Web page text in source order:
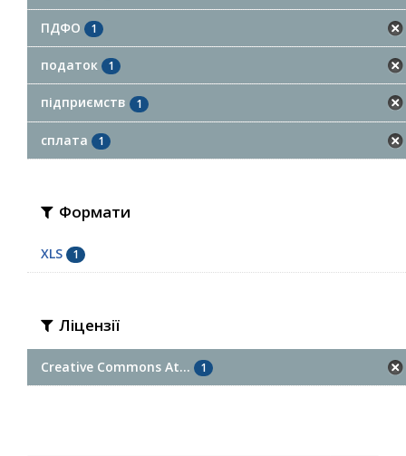
ПДФО 1
податок 1
підприємств 1
сплата 1
Формати
XLS 1
Ліцензії
Creative Commons At... 1